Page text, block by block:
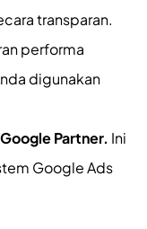
transparan.
performa
digunakan
Partner. Ini
Google Ads